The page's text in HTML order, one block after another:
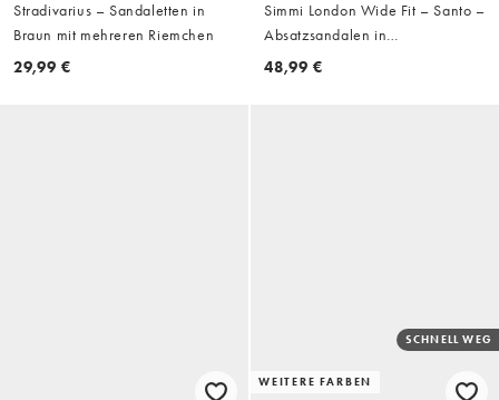
Stradivarius – Sandaletten in
Braun mit mehreren Riemchen
29,99 €
Simmi London Wide Fit – Santo –
Absatzsandalen in
Schokoladenbraun mit
48,99 €
WEITERE FARBEN
SCHNELL WEG